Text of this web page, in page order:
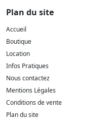
Plan du site
Accueil
Boutique
Location
Infos Pratiques
Nous contactez
Mentions Légales
Conditions de vente
Plan du site